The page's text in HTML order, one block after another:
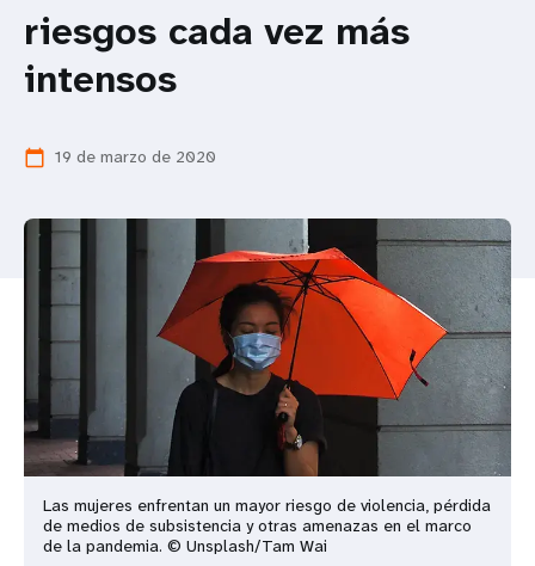
riesgos cada vez más
intensos
calendar_today 19 de marzo de 2020
Las mujeres enfrentan un mayor riesgo de violencia, pérdida
de medios de subsistencia y otras amenazas en el marco
de la pandemia. © Unsplash/Tam Wai